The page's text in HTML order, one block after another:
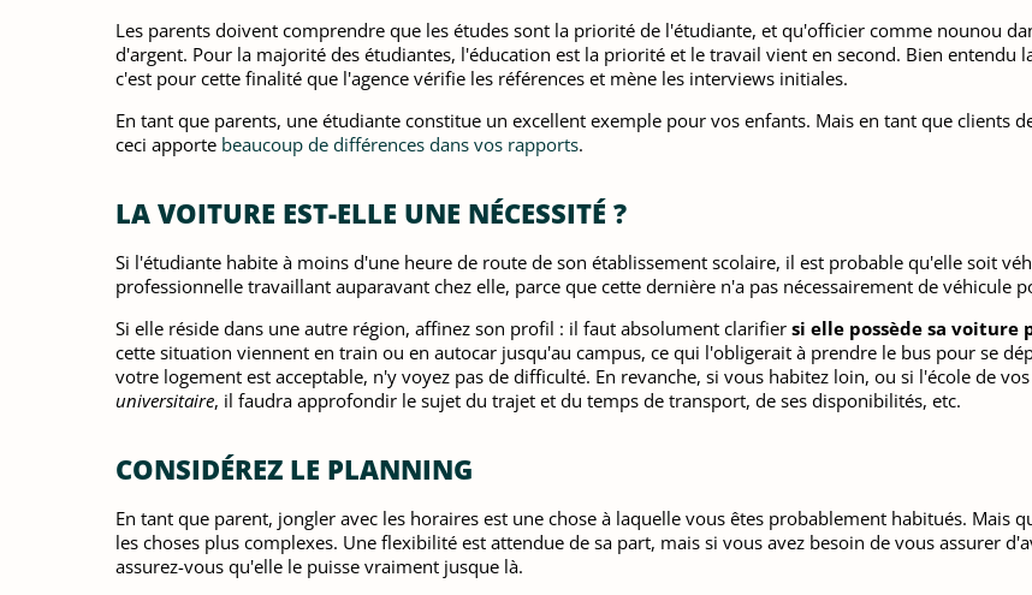
Les parents doivent comprendre que les études sont la priorité de l'étudiante, et qu'officier comme nounou
d'argent. Pour la majorité des étudiantes, l'éducation est la priorité et le travail vient en second. Bien entendu
c'est pour cette finalité que l'agence vérifie les références et mène les interviews initiales.
En tant que parents, une étudiante constitue un excellent exemple pour vos enfants. Mais en tant que clients
ceci apporte beaucoup de différences dans vos rapports.
LA VOITURE EST-ELLE UNE NÉCESSITÉ ?
Si l'étudiante habite à moins d'une heure de route de son établissement scolaire, il est probable qu'elle soit
professionnelle travaillant auparavant chez elle, parce que cette dernière n'a pas nécessairement de véhicule
Si elle réside dans une autre région, affinez son profil : il faut absolument clarifier si elle possède sa voiture
cette situation viennent en train ou en autocar jusqu'au campus, ce qui l'obligerait à prendre le bus pour se
votre logement est acceptable, n'y voyez pas de difficulté. En revanche, si vous habitez loin, ou si l'école de
universitaire, il faudra approfondir le sujet du trajet et du temps de transport, de ses disponibilités, etc.
CONSIDÉREZ LE PLANNING
En tant que parent, jongler avec les horaires est une chose à laquelle vous êtes probablement habitués. Mais
les choses plus complexes. Une flexibilité est attendue de sa part, mais si vous avez besoin de vous assurer
assurez-vous qu'elle le puisse vraiment jusque là.